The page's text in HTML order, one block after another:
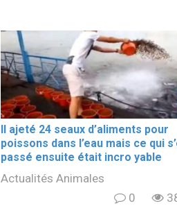
Il ajeté 24 seaux d’aliments pour
poissons dans l’eau mais ce qui
passé ensuite était incro yable
Actualités Animales
0